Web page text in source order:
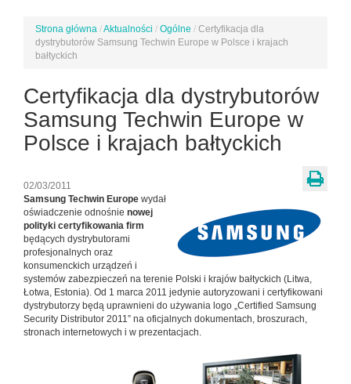
Jesteś
tutaj
Strona główna /Aktualności / Ogólne / Certyfikacja dla
dystrybutorów Samsung Techwin Europe w Polsce i krajach
bałtyckich
Certyfikacja dla dystrybutorów
Samsung Techwin Europe w
Polsce i krajach bałtyckich
02/03/2011
Samsung Techwin Europe wydał
oświadczenie odnośnie nowej
polityki certyfikowania firm
będących dystrybutorami
profesjonalnych oraz
konsumenckich urządzeń i
systemów zabezpieczeń na terenie Polski i krajów bałtyckich (Litwa,
Łotwa, Estonia). Od 1 marca 2011 jedynie autoryzowani i certyfikowani
dystrybutorzy będą uprawnieni do używania logo „Certified Samsung
Security Distributor 2011” na oficjalnych dokumentach, broszurach,
stronach internetowych i w prezentacjach.